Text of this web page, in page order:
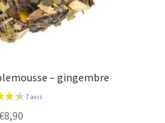
– gingembre
8,90